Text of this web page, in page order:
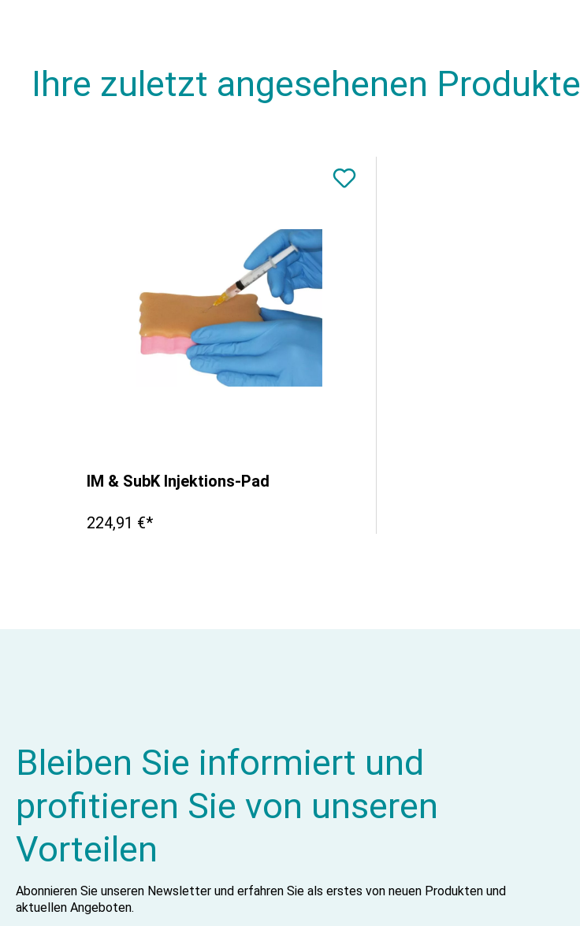
Ihre zuletzt angesehenen Produkte
IM & SubK Injektions-Pad
224,91 €*
Bleiben Sie informiert und
profitieren Sie von unseren
Vorteilen
Abonnieren Sie unseren Newsletter und erfahren Sie als erstes von neuen Produkten und
aktuellen Angeboten.